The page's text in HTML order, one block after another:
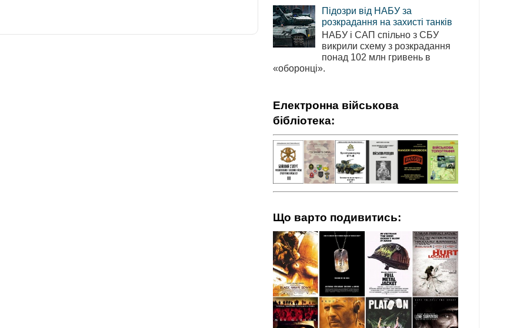
Підозри від НАБУ за
розкрадання на захисті танків
НАБУ і САП спільно з СБУ
викрили схему з розкрадання
понад 102 млн гривень в
«оборонці».
Електронна військова
бібліотека:
Що варто подивитись: